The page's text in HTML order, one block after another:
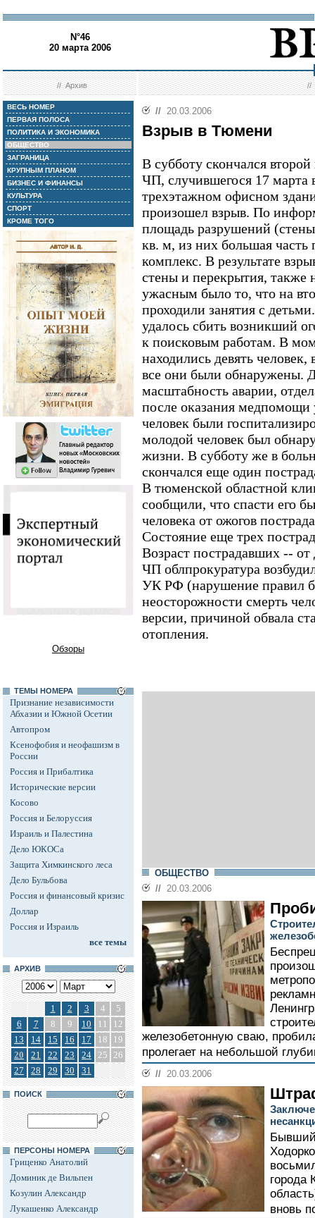
N°46
20 марта 2006
//Архив //
ВЕСЬ НОМЕР
ПЕРВАЯ ПОЛОСА
ПОЛИТИКА И ЭКОНОМИКА
ОБЩЕСТВО
ЗАГРАНИЦА
КРУПНЫМ ПЛАНОМ
БИЗНЕС И ФИНАНСЫ
КУЛЬТУРА
СПОРТ
КРОМЕ ТОГО
Обзоры
ТЕМЫ НОМЕРА
Признание независимости
Абхазии и Южной Осетии
Автопром
Ксенофобия и неофашизм в
России
Россия и Прибалтика
Исторические версии
Косово
Россия и Белоруссия
Израиль и Палестина
Дело ЮКОСа
Защита Химкинского леса
Дело Бульбова
Россия и финансовый кризис
Доллар
Россия и Израиль
все темы
АРХИВ
1 2 3 4
5
6
7 8 9 10 11
12
13
14 15 16 17 18
19
20
21 22 23 24 25 26
27
28 29 30 31
ПОИСК
ПЕРСОНЫ НОМЕРА
Гриценко Анатолий
Доминик де Вильпен
Козулин Александр
Лукашенко Александр
// 20.03.2006
Взрыв в Тюмени
В субботу скончался
ЧП, случившегося 17
трехэтажном офисном
произошел взрыв. По
площадь разрушений
кв. м, из них большая
комплекс. В результате
стены и перекрытия, также
ужасным было то, что на
проходили занятия с
удалось сбить возникший
к поисковым работам. В
находились девять
все они были обнаружены.
масштабность аварии,
после оказания
человек были
молодой человек был
жизни. В субботу же в
скончался еще один
В тюменской областной
сообщили, что спасти его
человека от ожогов
Состояние еще трех
Возраст пострадавших --
ЧП облпрокуратура
УК РФ (нарушение правил
неосторожности смерть
версии, причиной обвала
отопления.
ОБЩЕСТВО
// 20.03.2006
железобетонную сваю,
пролегает на небольшой
// 20.03.2006
города
вновь